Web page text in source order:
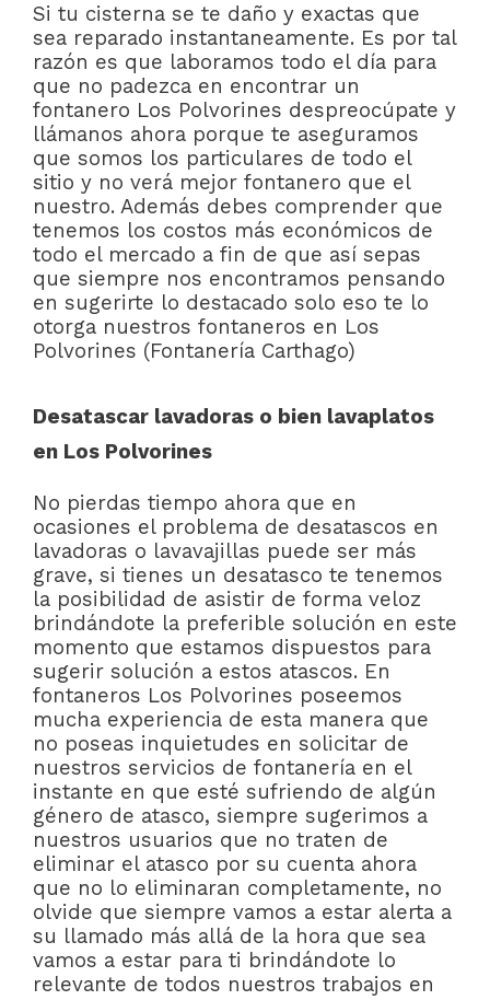
Si tu cisterna se te daño y exactas que
sea reparado instantaneamente. Es por tal
razón es que laboramos todo el día para
que no padezca en encontrar un
fontanero Los Polvorines despreocúpate y
llámanos ahora porque te aseguramos
que somos los particulares de todo el
sitio y no verá mejor fontanero que el
nuestro. Además debes comprender que
tenemos los costos más económicos de
todo el mercado a fin de que así sepas
que siempre nos encontramos pensando
en sugerirte lo destacado solo eso te lo
otorga nuestros fontaneros en Los
Polvorines (Fontanería Carthago)
Desatascar lavadoras o bien lavaplatos
en Los Polvorines
No pierdas tiempo ahora que en
ocasiones el problema de desatascos en
lavadoras o lavavajillas puede ser más
grave, si tienes un desatasco te tenemos
la posibilidad de asistir de forma veloz
brindándote la preferible solución en este
momento que estamos dispuestos para
sugerir solución a estos atascos. En
fontaneros Los Polvorines poseemos
mucha experiencia de esta manera que
no poseas inquietudes en solicitar de
nuestros servicios de fontanería en el
instante en que esté sufriendo de algún
género de atasco, siempre sugerimos a
nuestros usuarios que no traten de
eliminar el atasco por su cuenta ahora
que no lo eliminaran completamente, no
olvide que siempre vamos a estar alerta a
su llamado más allá de la hora que sea
vamos a estar para ti brindándote lo
relevante de todos nuestros trabajos en